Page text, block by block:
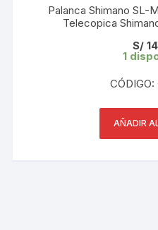
Palanca Shimano SL-
Telecopica
S/
1
CÓDIGO:
AÑADIR